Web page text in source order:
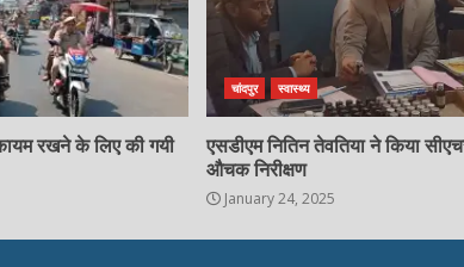
रखने के लिए की गयी
चांदपुर स्वास्थ्य
एसडीएम नितिन तेवतिया ने किया
औचक निरीक्षण
January 24, 2025